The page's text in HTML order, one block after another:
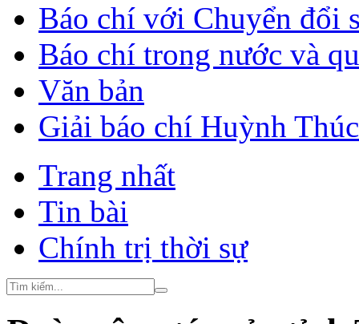
Báo chí với Chuyển đổi
Báo chí trong nước và
Văn bản
Giải báo chí Huỳnh
Trang nhất
Tin bài
Chính trị thời sự